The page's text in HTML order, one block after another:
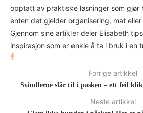
opptatt av praktiske løsninger som gjør
enten det gjelder organisering, mat eller
Gjennom sine artikler deler Elisabeth
inspirasjon som er enkle å ta i bruk i en
Forrige artikkel
Svindlerne slår til i påsken – ett feil
Neste artikkel